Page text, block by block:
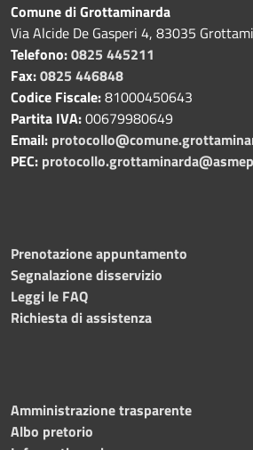
Comune di Grottaminarda
Via Alcide De Gasperi 4, 83035
Telefono:0825 445211
Fax:0825 446848
Codice Fiscale:81000450643
Partita IVA:00679980649
Email:
PEC:
Prenotazione appuntamento
Segnalazione disservizio
Leggi le FAQ
Richiesta di assistenza
Amministrazione trasparente
Albo pretorio